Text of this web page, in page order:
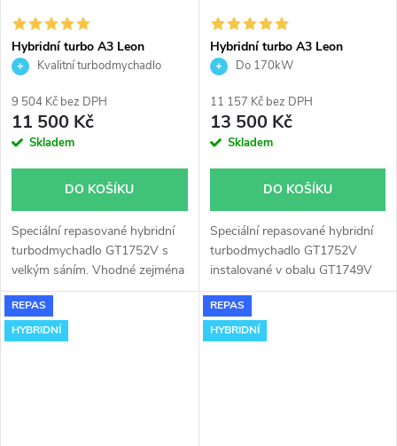
Hybridní turbo A3 Leon
Octavia Golf Garrett GT1752V
Kvalitní turbodmychadlo
9 504 Kč bez DPH
11 500 Kč
Skladem
DO KOŠÍKU
Speciální repasované hybridní
turbodmychadlo GT1752V s
velkým sáním. Vhodné zejména
k výkonnostním úpravám jako
např. chiptuning. Pro vozy Audi
A3 Seat Alhambra Leon Toledo
Hybridní turbo A3 Leon
Octavia Golf Garrett GT1752V
Do 170kW
11 157 Kč bez DPH
13 500 Kč
Skladem
DO KOŠÍKU
Speciální repasované hybridní
turbodmychadlo GT1752V
instalované v obalu GT1749V
(pro motory TDi 66-85KW).
Vhodné zejména k
výkonnostním úpravám jako
REPAS
HYBRIDNÍ
REPAS
HYBRIDNÍ